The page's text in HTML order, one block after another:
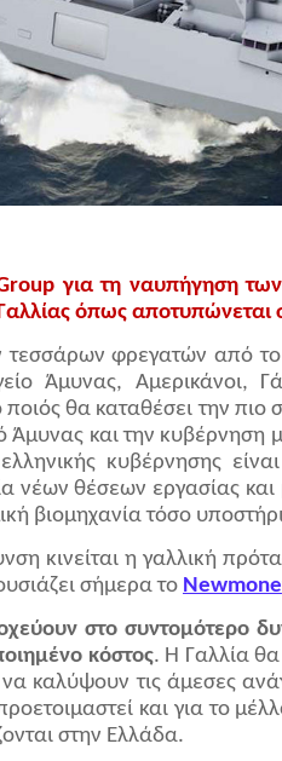
για τη ναυπήγηση
όπως αποτυπώνεται
φρεγατών από το
Άμυνας, Αμερικάνοι,
ποιός θα καταθέσει την
και την κυβέρνηση
κυβέρνησης
νέων θέσεων εργασίας
βιομηχανία τόσο
κινείται η γαλλική
σήμερα το
στο συντομότερο
κόστος. Η Γαλλία θα
καλύψουν τις άμεσες
και για το
στην Ελλάδα.